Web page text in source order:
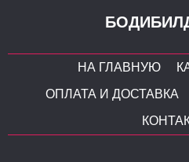
НА ГЛАВНУЮ
ОПЛАТА И ДОСТАВКА